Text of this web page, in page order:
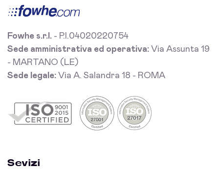
Fowhe s.r.l. - P.I.04020220754
Sede amministrativa ed operativa: Via Assunta 19
- MARTANO (LE)
Sede legale: Via A. Salandra 18 - ROMA
Sevizi